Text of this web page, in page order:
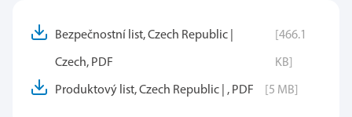
Bezpečnostní list, Czech Republic |
Czech, PDF
[466.1
KB]
Produktový list, Czech Republic | , PDF [5 MB]